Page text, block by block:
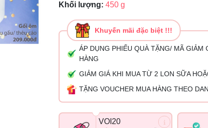
Khối lượng: 450 g
Khuyến mãi đặc biệt !!!
ÁP DỤNG PHIẾU QUÀ TẶNG/ MÃ GIẢM
HÀNG
GIẢM GIÁ KHI MUA TỪ 2 LON SỮA
TẶNG VOUCHER MUA HÀNG THEO
VOI20